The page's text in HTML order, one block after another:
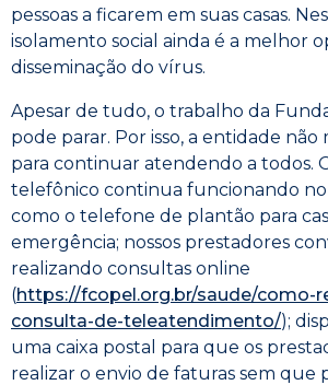
pessoas a ficarem em suas casas.
isolamento social ainda é a melhor
disseminação do vírus.
Apesar de tudo, o trabalho da
pode parar. Por isso, a entidade
para continuar atendendo a todos.
telefônico continua funcionando
como o telefone de plantão para
emergência; nossos prestadores
realizando consultas online
(https://fcopel.org.br/saude/como-
consulta-de-teleatendimento/);
uma caixa postal para que os
realizar o envio de faturas sem que